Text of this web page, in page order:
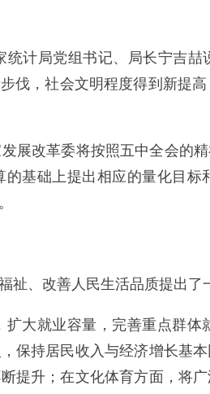
局党组书记、局长宁吉喆
伐，社会文明程度得到新提
改革委将按照五中全会的精
基础上提出相应的量化目
、改善人民生活品质提出了
就业容量，完善重点群体
保持居民收入与经济增长基
提升；在文化体育方面，将